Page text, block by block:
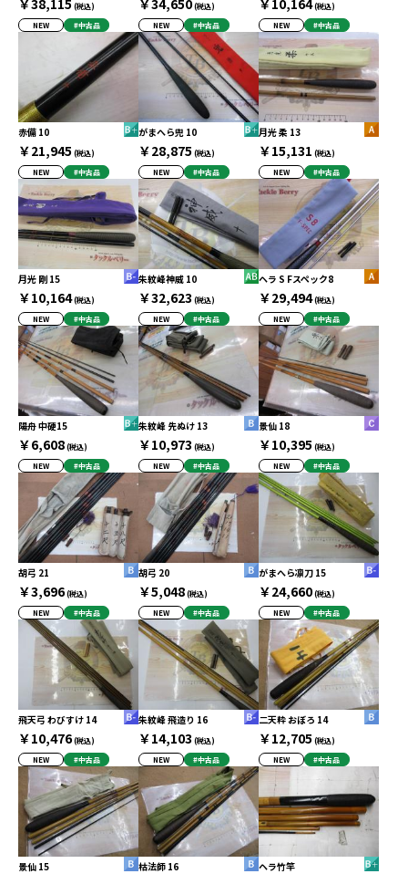
(税込)
NEW
#中古品
(税込)
NEW
#中古品
(税込)
NEW
#中古品
赤備 10
￥21,945 (税込)
NEW
#中古品
がまへら兜 10
￥28,875 (税込)
NEW
#中古品
月光 柔 13
￥15,131 (税込)
NEW
#中古品
月光 剛 15
￥10,164(税込)
NEW
#中古品
朱紋峰神威 10
￥32,623 (税込)
NEW
#中古品
ヘラ S Fスペック8
￥29,494(税込)
NEW
#中古品
陽舟 中硬15
￥6,608(税込)
NEW
#中古品
朱紋峰 先ぬけ 13
￥10,973 (税込)
NEW
#中古品
景仙 18
￥10,395 (税込)
NEW
#中古品
胡弓 21
￥3,696(税込)
NEW
#中古品
胡弓 20
￥5,048(税込)
NEW
#中古品
がまへら凛刀 15
￥24,660(税込)
NEW
#中古品
飛天弓 わびすけ 14
￥10,476(税込)
NEW
#中古品
朱紋峰 飛造り 16
￥14,103 (税込)
NEW
#中古品
二天粋 おぼろ 14
￥12,705 (税込)
NEW
#中古品
景仙 15 枯法師 16 ヘラ竹竿